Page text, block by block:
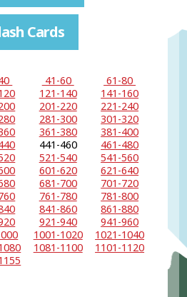
Cards
41-60
61-80
121-140
141-160
201-220
221-240
281-300
301-320
361-380
381-400
441-460
461-480
521-540
541-560
601-620
621-640
681-700
701-720
761-780
781-800
841-860
861-880
921-940
941-960
1001-1020
1021-1040
1081-1100
1101-1120